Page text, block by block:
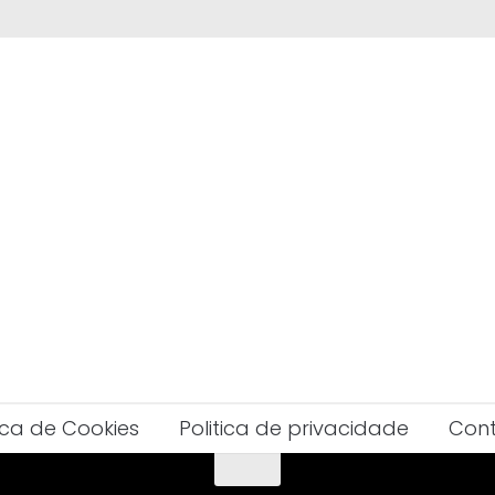
de Cookies Politica de privacidade